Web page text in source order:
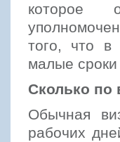
которое
того, что в
малые сроки
Сколько по
Обычная
рабочих